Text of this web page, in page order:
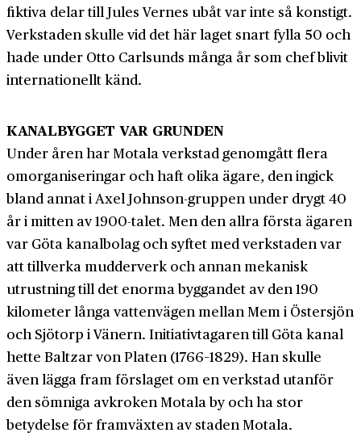
fiktiva delar till Jules Vernes ubåt var inte så konstigt.
Verkstaden skulle vid det här laget snart fylla 50 och
hade under Otto Carlsunds många år som chef blivit
internationellt känd.
KANALBYGGET VAR GRUNDEN
Under åren har Motala verkstad genomgått flera
omorganiseringar och haft olika ägare, den ingick
bland annat i Axel Johnson-gruppen under drygt 40
år i mitten av 1900-talet. Men den allra första ägaren
var Göta kanalbolag och syftet med verkstaden var
att tillverka mudder­verk och annan mekanisk
utrustning till det enorma byggandet av den 190
kilometer långa vatten­vägen mellan Mem i Östersjön
och Sjötorp i Vänern. Initiativ­tagaren till Göta kanal
hette Baltzar von Platen (1766–1829). Han skulle
även lägga fram förslaget om en verkstad utanför
den sömniga avkroken Motala by och ha stor
betydelse för fram­växten av staden Motala.